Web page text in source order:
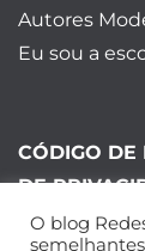
Autores
Eu sou a
CÓDIGO DE
DE
©Editora
O blog